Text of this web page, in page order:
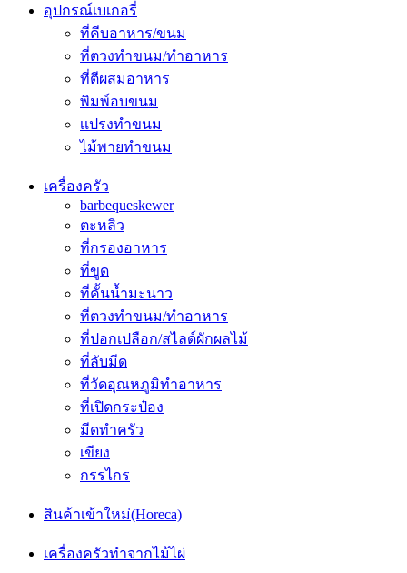
อุปกรณ์เบเกอรี่
ที่คีบอาหาร/ขนม
ที่ตวงทำขนม/ทำอาหาร
ที่ตีผสมอาหาร
พิมพ์อบขนม
เเปรงทำขนม
ไม้พายทำขนม
เครื่องครัว
barbequeskewer
ตะหลิว
ที่กรองอาหาร
ที่ขูด
ที่คั้นน้ำมะนาว
ที่ตวงทำขนม/ทำอาหาร
ที่ปอกเปลือก/สไลด์ผักผลไม้
ที่ลับมีด
ที่วัดอุณหภูมิทำอาหาร
ที่เปิดกระป๋อง
มีดทำครัว
เขียง
กรรไกร
สินค้าเข้าใหม่(Horeca)
เครื่องครัวทำจากไม้ไผ่